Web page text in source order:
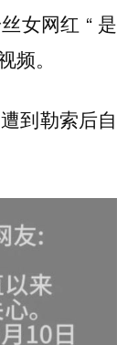
女网红 “ 是
频。
到勒索后自